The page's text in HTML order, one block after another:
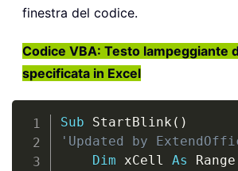
finestra del codice.
Codice VBA: Testo lampeggiante
specificata in Excel
Sub StartBlink ( )
'Updated by
Dim xCell As Range